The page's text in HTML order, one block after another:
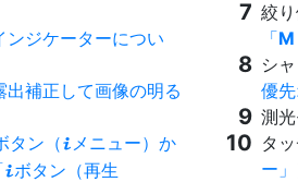
ンジケーターについ
出補正して画像の明る
タン（ i メニュー）か
iボタン（再生
絞
M
シ
優先
測
タ
ー